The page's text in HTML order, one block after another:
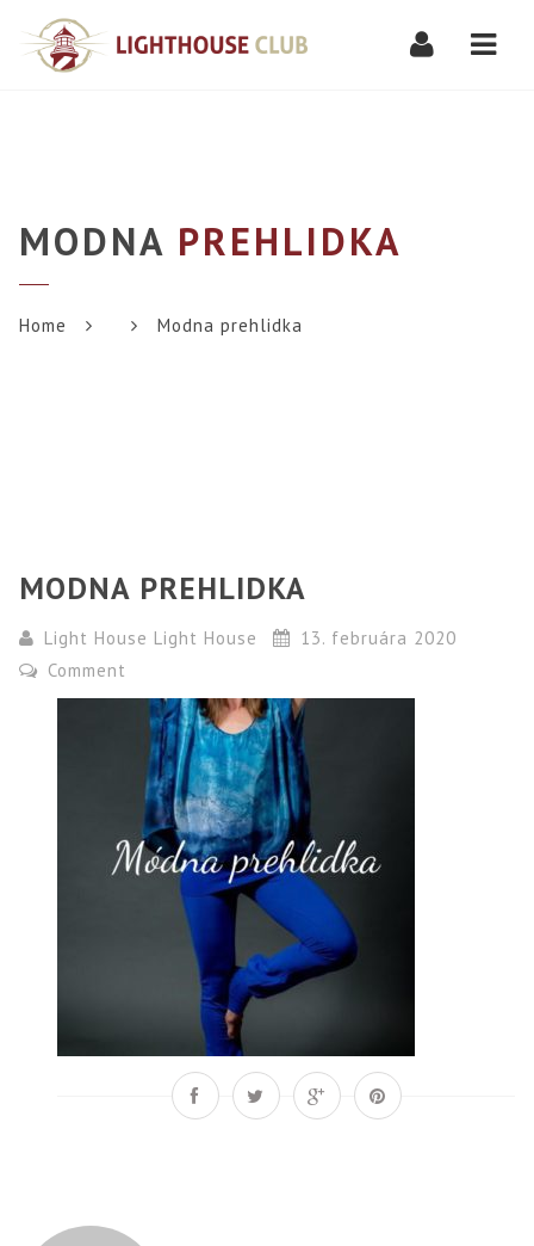
MODNA PREHLIDKA
Home Modna prehlidka
MODNA PREHLIDKA
Light House Light House
13. februára 2020
Comment